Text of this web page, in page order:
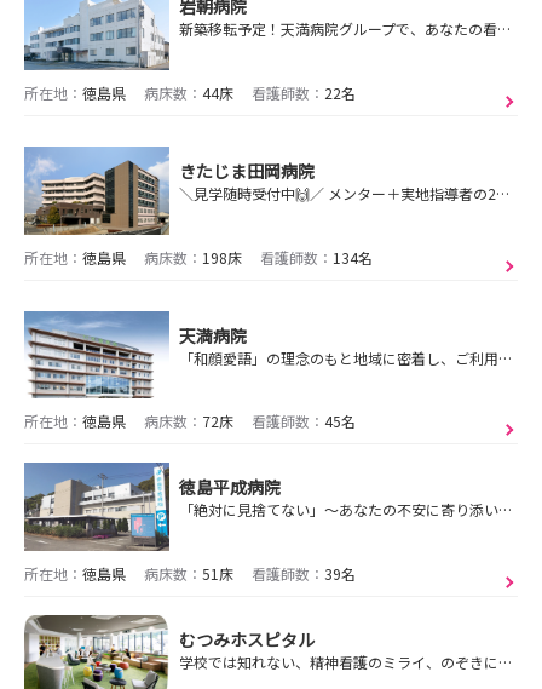
岩朝病院
新築移転予定！天満病院グループで、あなたの看護師としての夢を実現しませんか？キャリアの第一歩を踏み出すための貴重な機会をお見逃しなく！
所在地： 徳島県 病床数： 44床 看護師数： 22名
きたじま田岡病院
＼見学随時受付中🙌／ メンター＋実地指導者の2名体制で個別サポート💕平均月残業時間3時間未満👌2025年度育休復帰率95％！託児所完備！
所在地： 徳島県 病床数： 198床 看護師数： 134名
天満病院
「和顔愛語」の理念のもと地域に密着し、ご利用者の幸せを考え続ける組織であり続けます。
所在地： 徳島県 病床数： 72床 看護師数： 45名
徳島平成病院
「絶対に見捨てない」～あなたの不安に寄り添い、質の高い医療と福祉を提供します～
所在地： 徳島県 病床数： 51床 看護師数： 39名
むつみホスピタル
学校では知れない、精神看護のミライ、のぞきにきませんか？